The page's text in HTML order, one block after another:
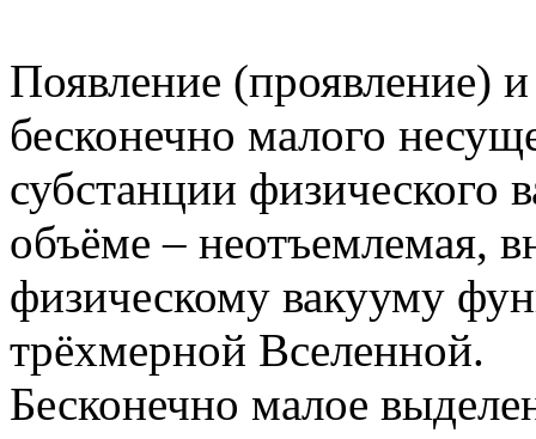
Появление (проявление)
бесконечно малого
субстанции физического
объёме – неотъемлемая,
физическому вакууму
трёхмерной Вселенной.
Бесконечно малое